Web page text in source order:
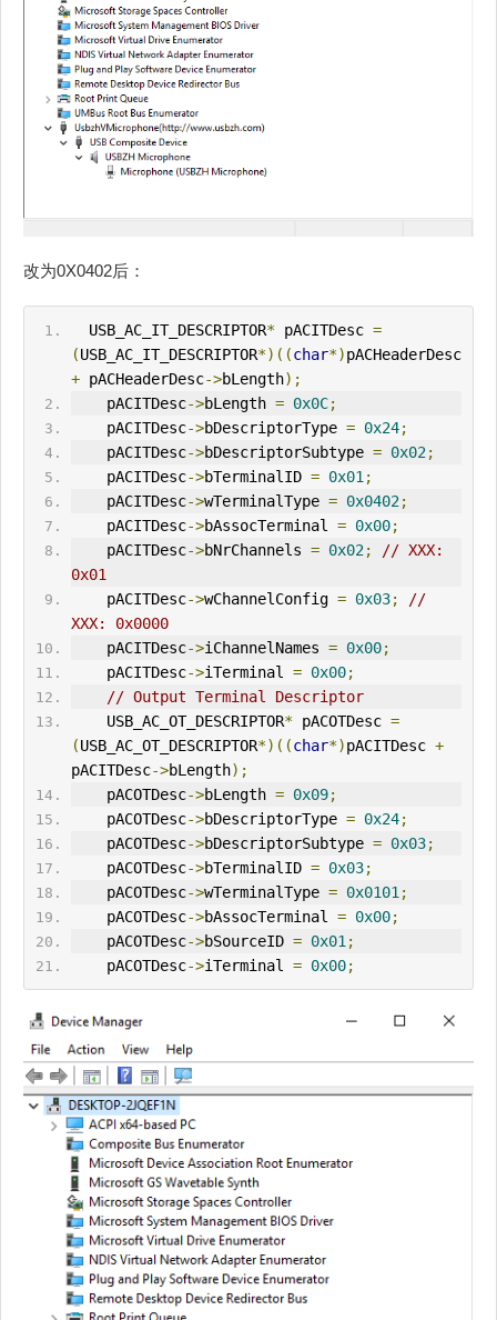
改为0X0402后：
  USB_AC_IT_DESCRIPTOR
* pACITDesc =
(USB_AC_IT_DESCRIPTOR*)((char*)
pACHeaderDesc
+ pACHeaderDesc->bLength);
    pACITDesc
->bLength = 0x0C;
    pACITDesc
->bDescriptorType = 0x24;
    pACITDesc
->bDescriptorSubtype = 0x02;
    pACITDesc
->bTerminalID = 0x01 ;
    pACITDesc
->wTerminalType = 0x0402;
    pACITDesc
->bAssocTerminal = 0x00;
    pACITDesc
->bNrChannels = 0x02;
// XXX:
0x01
    pACITDesc
->wChannelConfig = 0x03;
//
XXX: 0x0000
    pACITDesc
->iChannelNames = 0x00;
    pACITDesc
->iTerminal = 0x00;
// Output Terminal Descriptor
    USB_AC_OT_DESCRIPTOR
* pACOTDesc =
(USB_AC_OT_DESCRIPTOR*)((char*)pACITDesc +
pACITDesc->bLength);
    pACOTDesc
->bLength = 0x09;
    pACOTDesc
->bDescriptorType = 0x24;
    pACOTDesc
->bDescriptorSubtype = 0x03;
    pACOTDesc
->bTerminalID = 0x03;
    pACOTDesc
->wTerminalType = 0x0101 ;
    pACOTDesc
->bAssocTerminal = 0x00;
    pACOTDesc
->bSourceID = 0x01 ;
    pACOTDesc
->iTerminal = 0x00;